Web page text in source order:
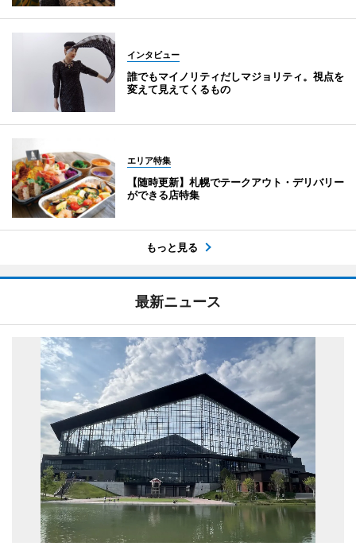
インタビュー
誰でもマイノリティだしマジョリティ。視点を
変えて見えてくるもの
エリア特集
【随時更新】札幌でテークアウト・デリバリー
ができる店特集
もっと見る
最新ニュース